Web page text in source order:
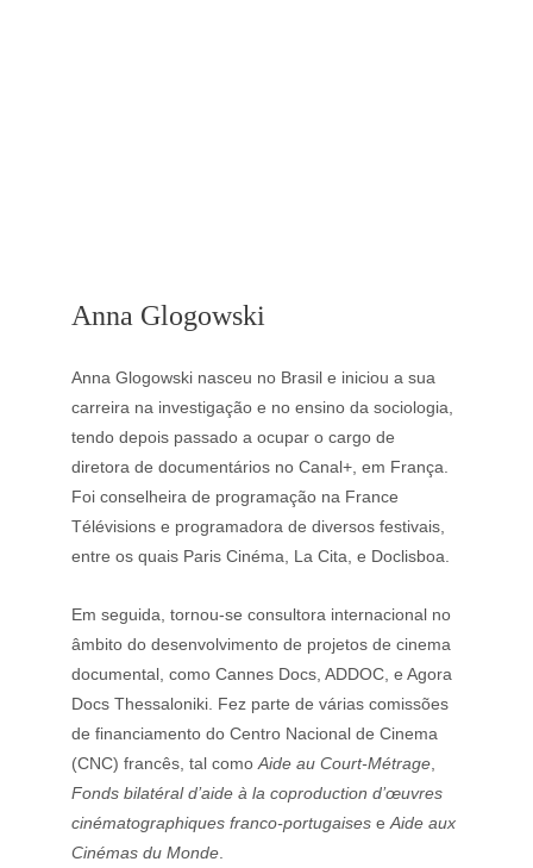
Anna Glogowski
Anna Glogowski nasceu no Brasil e iniciou a sua
carreira na investigação e no ensino da sociologia,
tendo depois passado a ocupar o cargo de
diretora de documentários no Canal+, em França.
Foi conselheira de programação na France
Télévisions e programadora de diversos festivais,
entre os quais Paris Cinéma, La Cita, e Doclisboa.
Em seguida, tornou-se consultora internacional no
âmbito do desenvolvimento de projetos de cinema
documental, como Cannes Docs, ADDOC, e Agora
Docs Thessaloniki. Fez parte de várias comissões
de financiamento do Centro Nacional de Cinema
(CNC) francês, tal como Aide au Court-Métrage
Fonds bilatéral d’aide à la coproduction d’œuvres
cinématographiques franco-portugaises e Aide aux
Cinémas du Monde